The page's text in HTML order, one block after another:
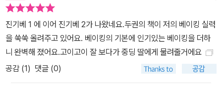
진기베 1 에 이어 진기베 2가 나왔네요.두권의 책이 저의 베이킹 실력
을 쑥쑥 올려주고 있어요. 베이킹의 기본에 인기있는 베이킹을 더하
니 완벽해 졌어요.고이고이 잘 보다가 중딩 딸에게 물려줄거에요
공감 (1) 댓글 (0)